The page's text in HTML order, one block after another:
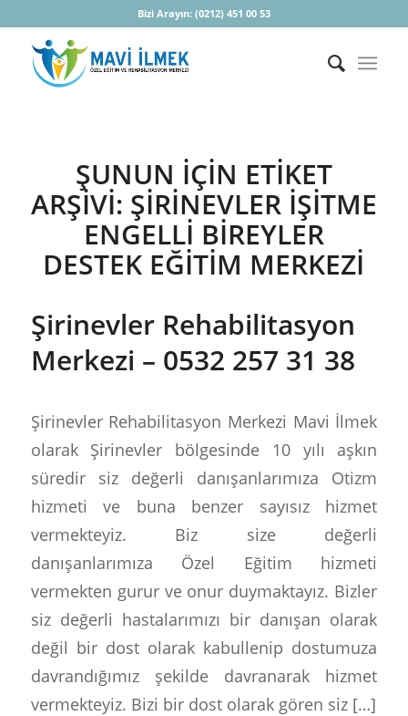
Bizi Arayın: (0212) 451 00 53
ŞUNUN IÇIN ETIKET
ARŞIVI: ŞIRINEVLER İŞITME
ENGELLI BIREYLER
DESTEK EĞITIM MERKEZI
Şirinevler Rehabilitasyon
Merkezi – 0532 257 31 38
Şirinevler Rehabilitasyon Merkezi Mavi İlmek
olarak Şirinevler bölgesinde 10 yılı aşkın
süredir siz değerli danışanlarımıza Otizm
hizmeti ve buna benzer sayısız hizmet
vermekteyiz. Biz size değerli
danışanlarımıza Özel Eğitim hizmeti
vermekten gurur ve onur duymaktayız. Bizler
siz değerli hastalarımızı bir danışan olarak
değil bir dost olarak kabullenip dostumuza
davrandığımız şekilde davranarak hizmet
vermekteyiz. Bizi bir dost olarak gören siz […]